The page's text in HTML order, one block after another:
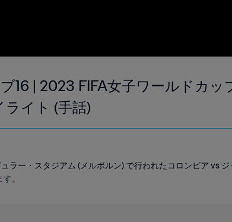
16 | 2023 FIFA女子ワールドカッ
イト (手話)
ー・スタジアム (メルボルン) で行われたコロンビア vs ジ
。